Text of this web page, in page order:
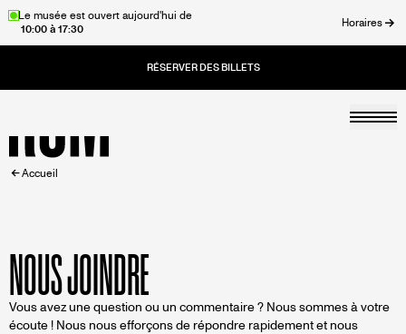
AllerLe musée est ouvert aujourd'hui de
10:00 à 17:30
Horaires
Accueil
FIL
D'ARIANE
Accueil
NOUS JOINDRE
Vous avez une question ou un commentaire ? Nous sommes à votre
écoute ! Nous nous efforçons de répondre rapidement et nous